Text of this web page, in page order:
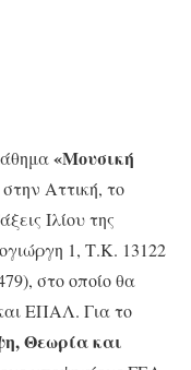
«Μουσική
στην Αττική, το
Ιλίου της
1, Τ.Κ. 13122
στο οποίο θα
ΕΠΑΛ. Για το
Θεωρία και